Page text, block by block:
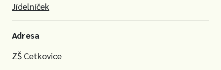
Jídelníček
Adresa
ZŠ Cetkovice